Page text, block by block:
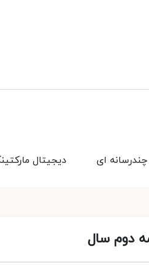
دیجیتال چندرسانه ای
دوم سال